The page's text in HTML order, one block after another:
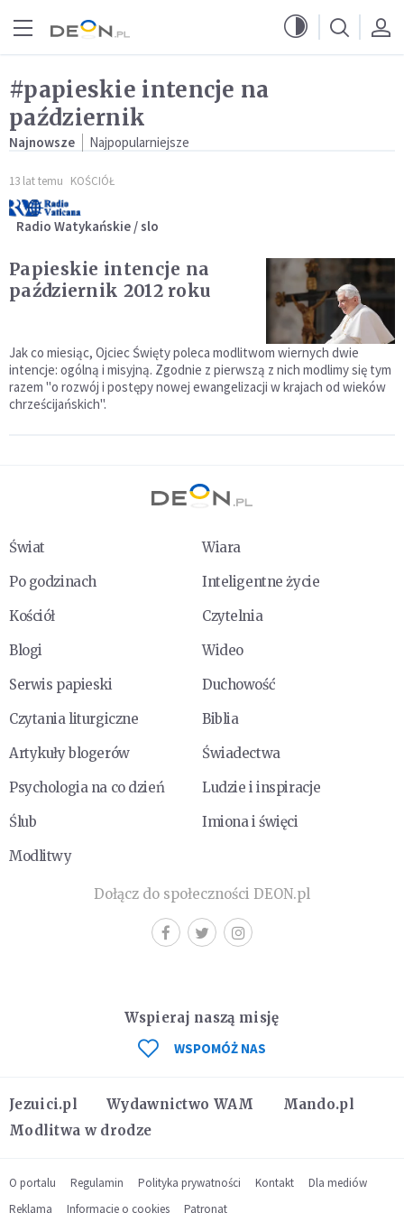
#papieskie intencje na
październik
Najnowsze Najpopularniejsze
13 lat temu KOŚCIÓŁ
Radio Watykańskie / slo
Papieskie intencje na
październik 2012 roku
Jak co miesiąc, Ojciec Święty poleca modlitwom wiernych dwie
intencje: ogólną i misyjną. Zgodnie z pierwszą z nich modlimy się tym
razem "o rozwój i postępy nowej ewangelizacji w krajach od wieków
chrześcijańskich".
Świat
Wiara
Po godzinach
Inteligentne życie
Kościół
Czytelnia
Blogi
Wideo
Serwis papieski
Duchowość
Czytania liturgiczne
Biblia
Artykuły blogerów
Świadectwa
Psychologia na co dzień
Ludzie i inspiracje
Ślub
Imiona i święci
Modlitwy
Dołącz do społeczności DEON.pl
Jezuici.pl Wydawnictwo WAM
Mando.pl
Modlitwa w drodze
Wspieraj naszą misję
WSPOMÓŻ NAS
O portalu Regulamin Polityka prywatności Kontakt
Dla mediów
Reklama
Informacje o cookies Patronat